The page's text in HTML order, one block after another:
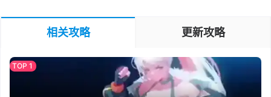
相关攻略 更新攻略